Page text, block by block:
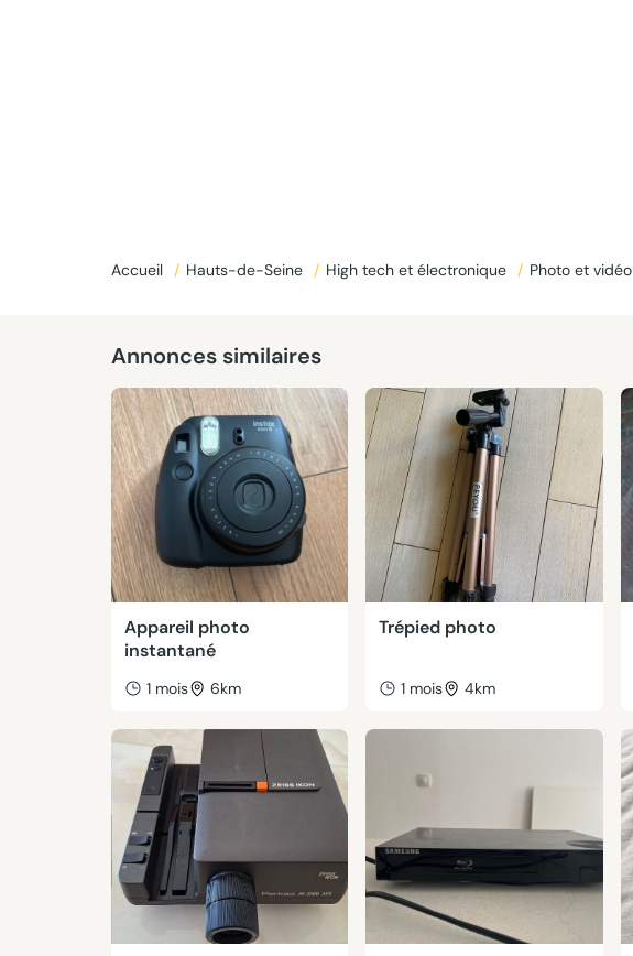
Accueil / Hauts-de-Seine / High tech et électronique / Photo et vidéo
Annonces similaires
Appareil photo
instantané
1 mois 6km
Trépied photo
1 mois 4km